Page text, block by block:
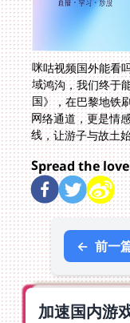
咪咕视频国外能看
域鸿沟，我们终于
国》，在巴黎地铁
线，让游子与故土
Spread the love
← 前一
加速国内游